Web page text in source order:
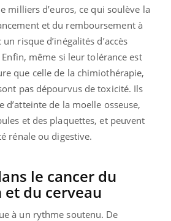
milliers d’euros, ce qui soulève la
et du remboursement à
risque d’inégalités d’accès
même si leur tolérance est
que celle de la chimiothérapie,
pas dépourvus de toxicité. Ils
d’atteinte de la moelle osseuse,
et des plaquettes, et peuvent
rénale ou digestive.
le cancer du
du cerveau
à un rythme soutenu. De